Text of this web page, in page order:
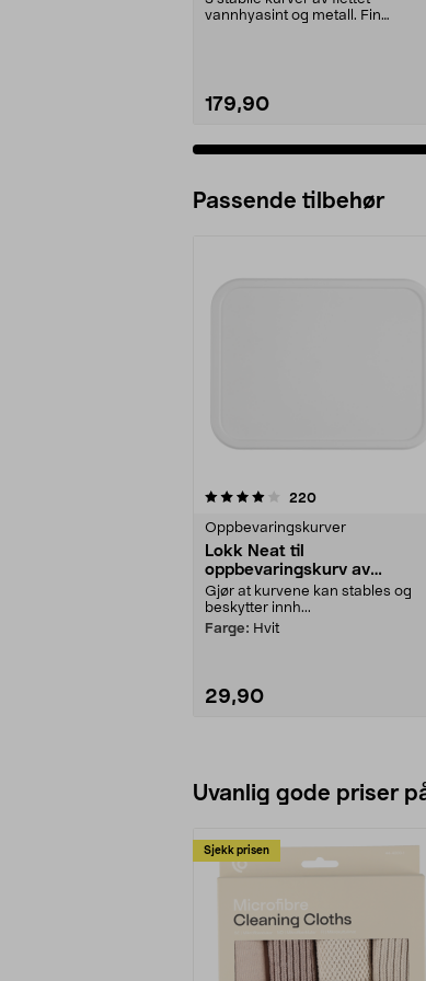
vannhyasint og metall. Fin
179,90
Passende tilbehør
220anmeldelser
Oppbevaringskurver
Lokk Neat til
oppbevaringskurv av
resirkulert plast, 36 x 27 cm
Gjør at kurvene kan stables og
beskytter innh...
Farge: Hvit
29,90
Uvanlig gode priser
Sjekk prisen